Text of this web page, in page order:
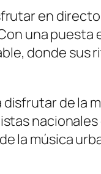
en
una puesta
donde sus
de la
nacionales
la música